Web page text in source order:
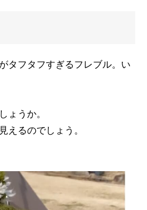
タフタフすぎるフレブル。い
ょうか。
えるのでしょう。